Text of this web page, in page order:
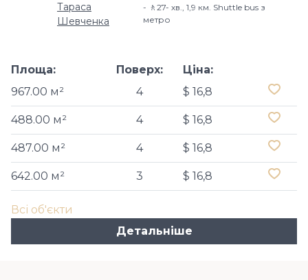
Тараса
Шевченка
🚶27- хв​., 1,9 км. Shuttle bus з
метро
Площа:
967.00 м²
Поверх:
4
Ціна:
$ 16,8
488.00 м² 4 $ 16,8
487.00 м² 4 $ 16,8
642.00 м² 3 $ 16,8
Всі об'єкти
Детальніше